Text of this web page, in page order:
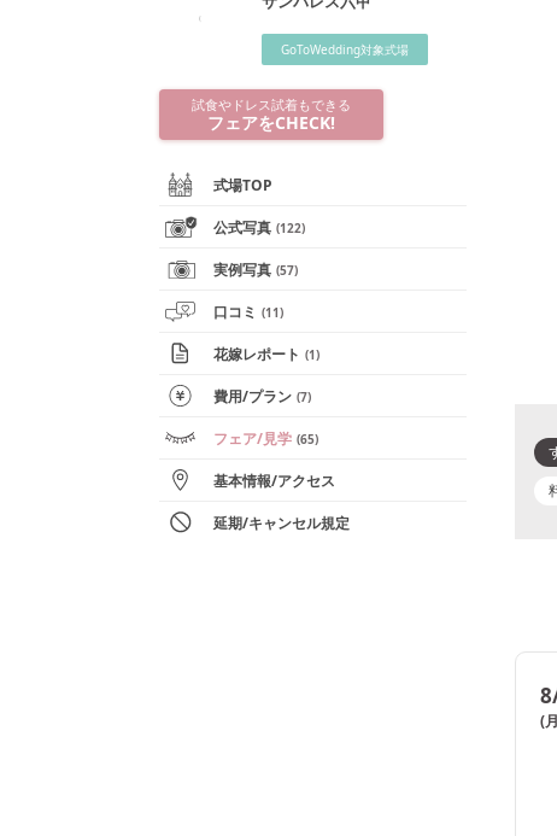
GoToWedding対象式場
試食やドレス試着もできる
フェアをCHECK!
式場TOP
公式写真 (122)
実例写真 (57)
口コミ (11)
花嫁レポート (1)
費用/プラン (7)
フェア/見学 (65)
基本情報/アクセス
延期/キャンセル規定
(